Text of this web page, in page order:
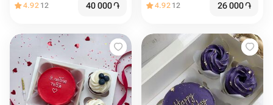
4.92 12 40 000֏ 4.92 12 26 000֏